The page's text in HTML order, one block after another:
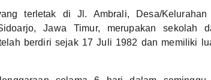
terletak di Jl. Ambrali, Desa/Kelurahan
Jawa Timur, merupakan sekolah
berdiri sejak 17 Juli 1982 dan memiliki